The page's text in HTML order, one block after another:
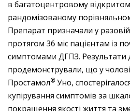
в багатоцентровому
рандомізованому
Препарат призначали у
протягом 36 міс пацієнтам із
симптомами ДГПЗ. Результати
продемонстрували, що у
Простамол® Уно,
купірування симптомів за
покращення якості життя та